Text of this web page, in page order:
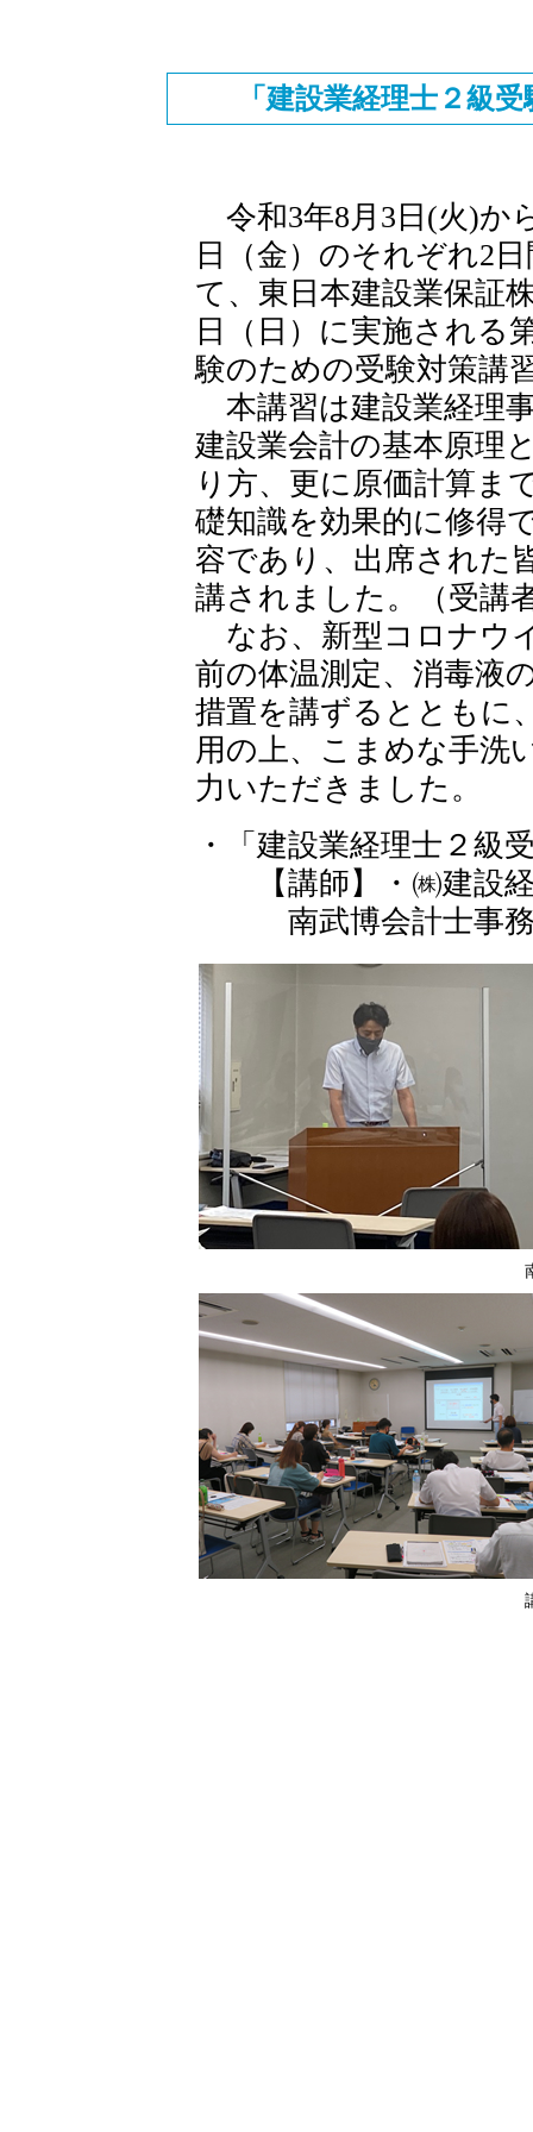
「建設業経理士２級
令和3年8月3日(火)か
日（金）のそれぞれ2
て、東日本建設業保証
日（日）に実施される
験のための受験対策講
本講習は建設業経理
建設業会計の基本原理
り方、更に原価計算ま
礎知識を効果的に修得
容であり、出席された
講されました。（受講
なお、新型コロナウ
前の体温測定、消毒液
措置を講ずるとともに
用の上、こまめな手洗
力いただきました。
・「建設業経理士２級
【講師】・㈱建設
南武博会計士事